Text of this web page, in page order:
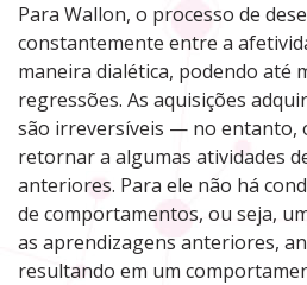
Para Wallon, o processo de
constantemente entre a
maneira dialética, podendo até
regressões. As aquisições
são irreversíveis — no entanto,
retornar a algumas atividades
anteriores. Para ele não há
de comportamentos, ou seja,
as aprendizagens anteriores,
resultando em um